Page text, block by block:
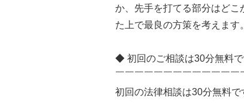
か、先手を打てる部分はどこ
た上で最良の方策を考えます。
◆ 初回のご相談は30分無料
￣￣￣￣￣￣￣￣￣￣￣￣￣
初回の法律相談は30分無料で